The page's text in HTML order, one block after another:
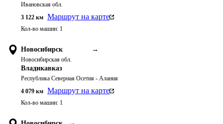
Ивановская обл.
3 122 км Маршрут на карте
Кол-во машин: 1
Новосибирск →
Новосибирская обл.
Владикавказ
Республика Северная Осетия - Алания
4 079 км Маршрут на карте
Кол-во машин: 1